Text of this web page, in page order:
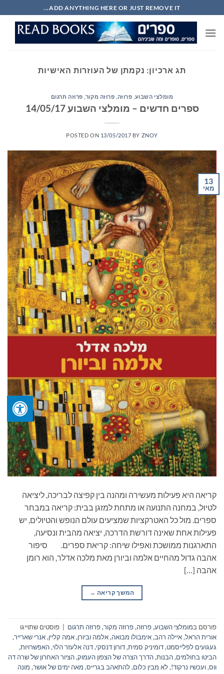
to
content
ADD ANYTHING HERE OR JUST REMOVE IT...
תג ארכיון: נקמתן של העוזרות האישיות
מומלצי השבוע פרוזה פרוזה מקור פרוזה תרגום
ספרים חדשים – מומלצי השבוע 14/05/17
POSTED ON 13/05/2017 BY ZNOY
13
מאי
קריאה היא פעילות מעשירה ומהנה בין קפיצה לבריכה, ליציאה
לטיול, במחנה התנועה או מתחת למזגן בבית: קריאה במבחר
ספרים. מול כל האטרקציות שמציעים עולם הנופש והטיולים, יש
פעילות אחת שאינה דורשת הדרכה, יציאה מהבית ונסיעה,
התארגנות ממושכת ואפילו שיחה: קריאת ספרים. סיפור
אהבה גדול מהחיים אלמה וביורן מאת מלכה אדלר, הוא רומן
אהבה […]
המשך קריאה →
פורסם במומלצי השבוע,פרוזה,פרוזה מקור,פרוזה תרגום
פוסטים שתוייגו
אורית הראל,איילה רהב,אימבולו מבואה,אלמה וביורן,אמה קליין,אנרי שארייר,
געגועים לפלייסמט,דומיניק סמית,דורון דנסקי,דנה אלעזר הלוי,האפשרויות,
הביטו בחולמים,הבנות,הדרך הצרה של הצפון העמוק,הציור האחרון של שרה דה
ווס,ועכשיו נרקוד!,לא מבין כלום,להתאהב בגרייס, מאה ימים של אושר, מונה